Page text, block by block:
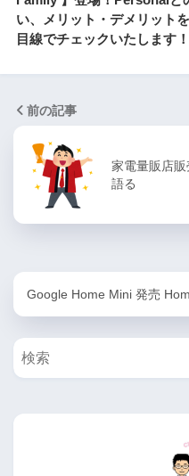
い、メリット・デメリット
目線でチェックいたします！
前の記事
家電量販店
語る
Google Home Mini 発売